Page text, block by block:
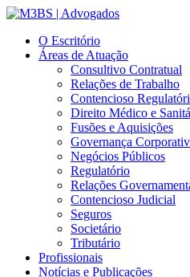
O Escritório
Áreas de Atuação
Consultivo Contratual
Relações de Trabalho
Contencioso
Direito Médico e
Fusões e Aquisições
Governança
Negócios Públicos
Regulatório
Relações
Contencioso Judicial
Seguros
Societário
Tributário
Profissionais
Notícias e Publicações